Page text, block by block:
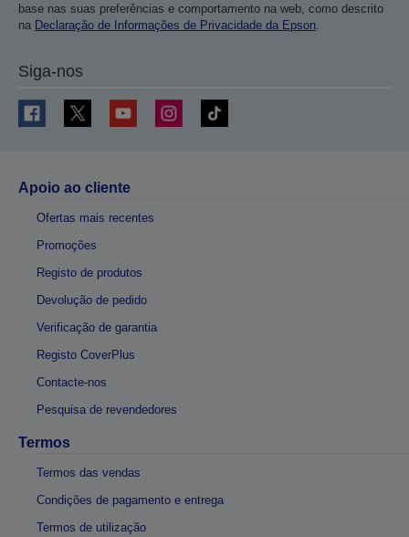
base nas suas preferências e comportamento na web, como descrito
na Declaração de Informações de Privacidade da Epson
Siga-nos
Apoio ao cliente
Ofertas mais recentes
Promoções
Registo de produtos
Devolução de pedido
Verificação de garantia
Registo CoverPlus
Contacte-nos
Pesquisa de revendedores
Termos
Termos das vendas
Condições de pagamento e entrega
Termos de utilização